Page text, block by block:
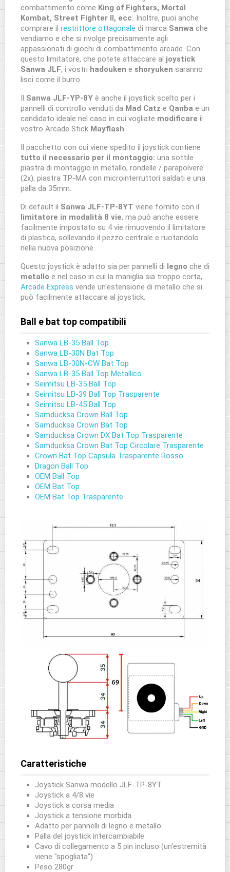
combattimento come King of Fighters, Mortal
Kombat, Street Fighter II, ecc. Inoltre, puoi anche
comprare il restrittore ottagonale di marca Sanwa che
vendiamo e che si rivolge precisamente agli
appassionati di giochi di combattimento arcade. Con
questo limitatore, che potete attaccare al joystick
Sanwa JLF, i vostri hadouken e shoryuken saranno
lisci come il burro.
Il Sanwa JLF-YP-8Y è anche il joystick scelto per i
pannelli di controllo venduti da Mad Catz e Qanba e un
candidato ideale nel caso in cui vogliate modificare il
vostro Arcade Stick Mayflash.
Il pacchetto con cui viene spedito il joystick contiene
tutto il necessario per il montaggio: una sottile
piastra di montaggio in metallo, rondelle / parapolvere
(2x), piastra TP-MA con microinterruttori saldati e una
palla da 35mm.
Di default il Sanwa JLF-TP-8YT viene fornito con il
limitatore in modalità 8 vie, ma può anche essere
facilmente impostato su 4 vie rimuovendo il limitatore
di plastica, sollevando il pezzo centrale e ruotandolo
nella nuova posizione.
Questo joystick è adatto sia per pannelli di legno che di
metallo e nel caso in cui la maniglia sia troppo corta,
Arcade Express vende un'estensione di metallo che si
può facilmente attaccare al joystick.
Ball e bat top compatibili
Sanwa LB-35 Ball Top
Sanwa LB-30N Bat Top
Sanwa LB-30N-CW Bat Top
Sanwa LB-35 Ball Top Metallico
Seimitsu LB-35 Ball Top
Seimitsu LB-39 Ball Top Trasparente
Seimitsu LB-45 Ball Top
Samducksa Crown Ball Top
Samducksa Crown Bat Top
Samducksa Crown DX Bat Top Trasparente
Samducksa Crown Bat Top Circolare Trasparente
Crown Bat Top Capsula Trasparente Rosso
Dragon Ball Top
OEM Ball Top
OEM Bat Top
OEM Bat Top Trasparente
Caratteristiche
Joystick Sanwa modello JLF-TP-8YT
Joystick a 4/8 vie
Joystick a corsa media
Joystick a tensione morbida
Adatto per pannelli di legno e metallo
Palla del joystick intercambiabile
Cavo di collegamento a 5 pin incluso (un'estremità
viene "spogliata")
Peso 280gr